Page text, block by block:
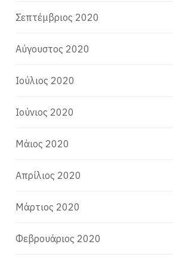
Σεπτέμβριος 2020
Αύγουστος 2020
Ιούλιος 2020
Ιούνιος 2020
Μάιος 2020
Απρίλιος 2020
Μάρτιος 2020
Φεβρουάριος 2020